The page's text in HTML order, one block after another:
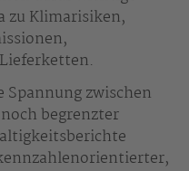
zu Klimarisiken,
Spannung zwischen
begrenzter